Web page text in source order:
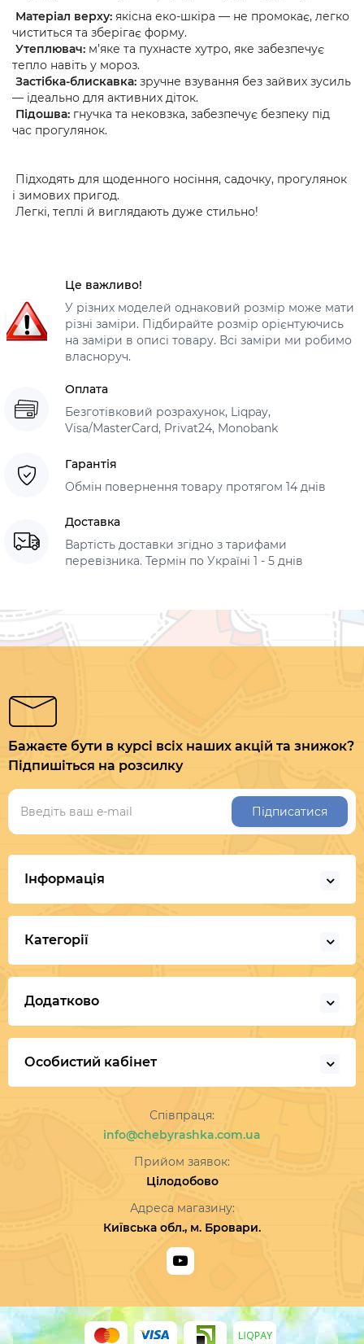
Матеріал верху: якісна еко-шкіра — не промокає, легко
чиститься та зберігає форму.
Утеплювач: м’яке та пухнасте хутро, яке забезпечує
тепло навіть у мороз.
Застібка-блискавка: зручне взування без зайвих зусиль
— ідеально для активних діток.
Підошва: гнучка та нековзка, забезпечує безпеку під
час прогулянок.
Підходять для щоденного носіння, садочку, прогулянок
і зимових пригод.
Легкі, теплі й виглядають дуже стильно!
Це важливо!
У різних моделей однаковий розмір може мати
різні заміри. Підбирайте розмір орієнтуючись
на заміри в описі товару. Всі заміри ми робимо
власноруч.
Оплата
Безготівковий розрахунок, Liqpay,
Visa/MasterCard, Privat24, Monobank
Гарантія
Обмін повернення товару протягом 14 днів
Доставка
Вартість доставки згідно з тарифами
перевізника. Термін по Україні 1 - 5 днів
Бажаєте бути в курсі всіх наших акцій та знижок?
Підпишіться на розсилку
Підписатися
Інформація
Категорії
Додатково
Особистий кабінет
Співпраця:
info@chebyrashka.com.ua
Прийом заявок:
Цілодобово
Адреса магазину:
Київська обл., м. Бровари.